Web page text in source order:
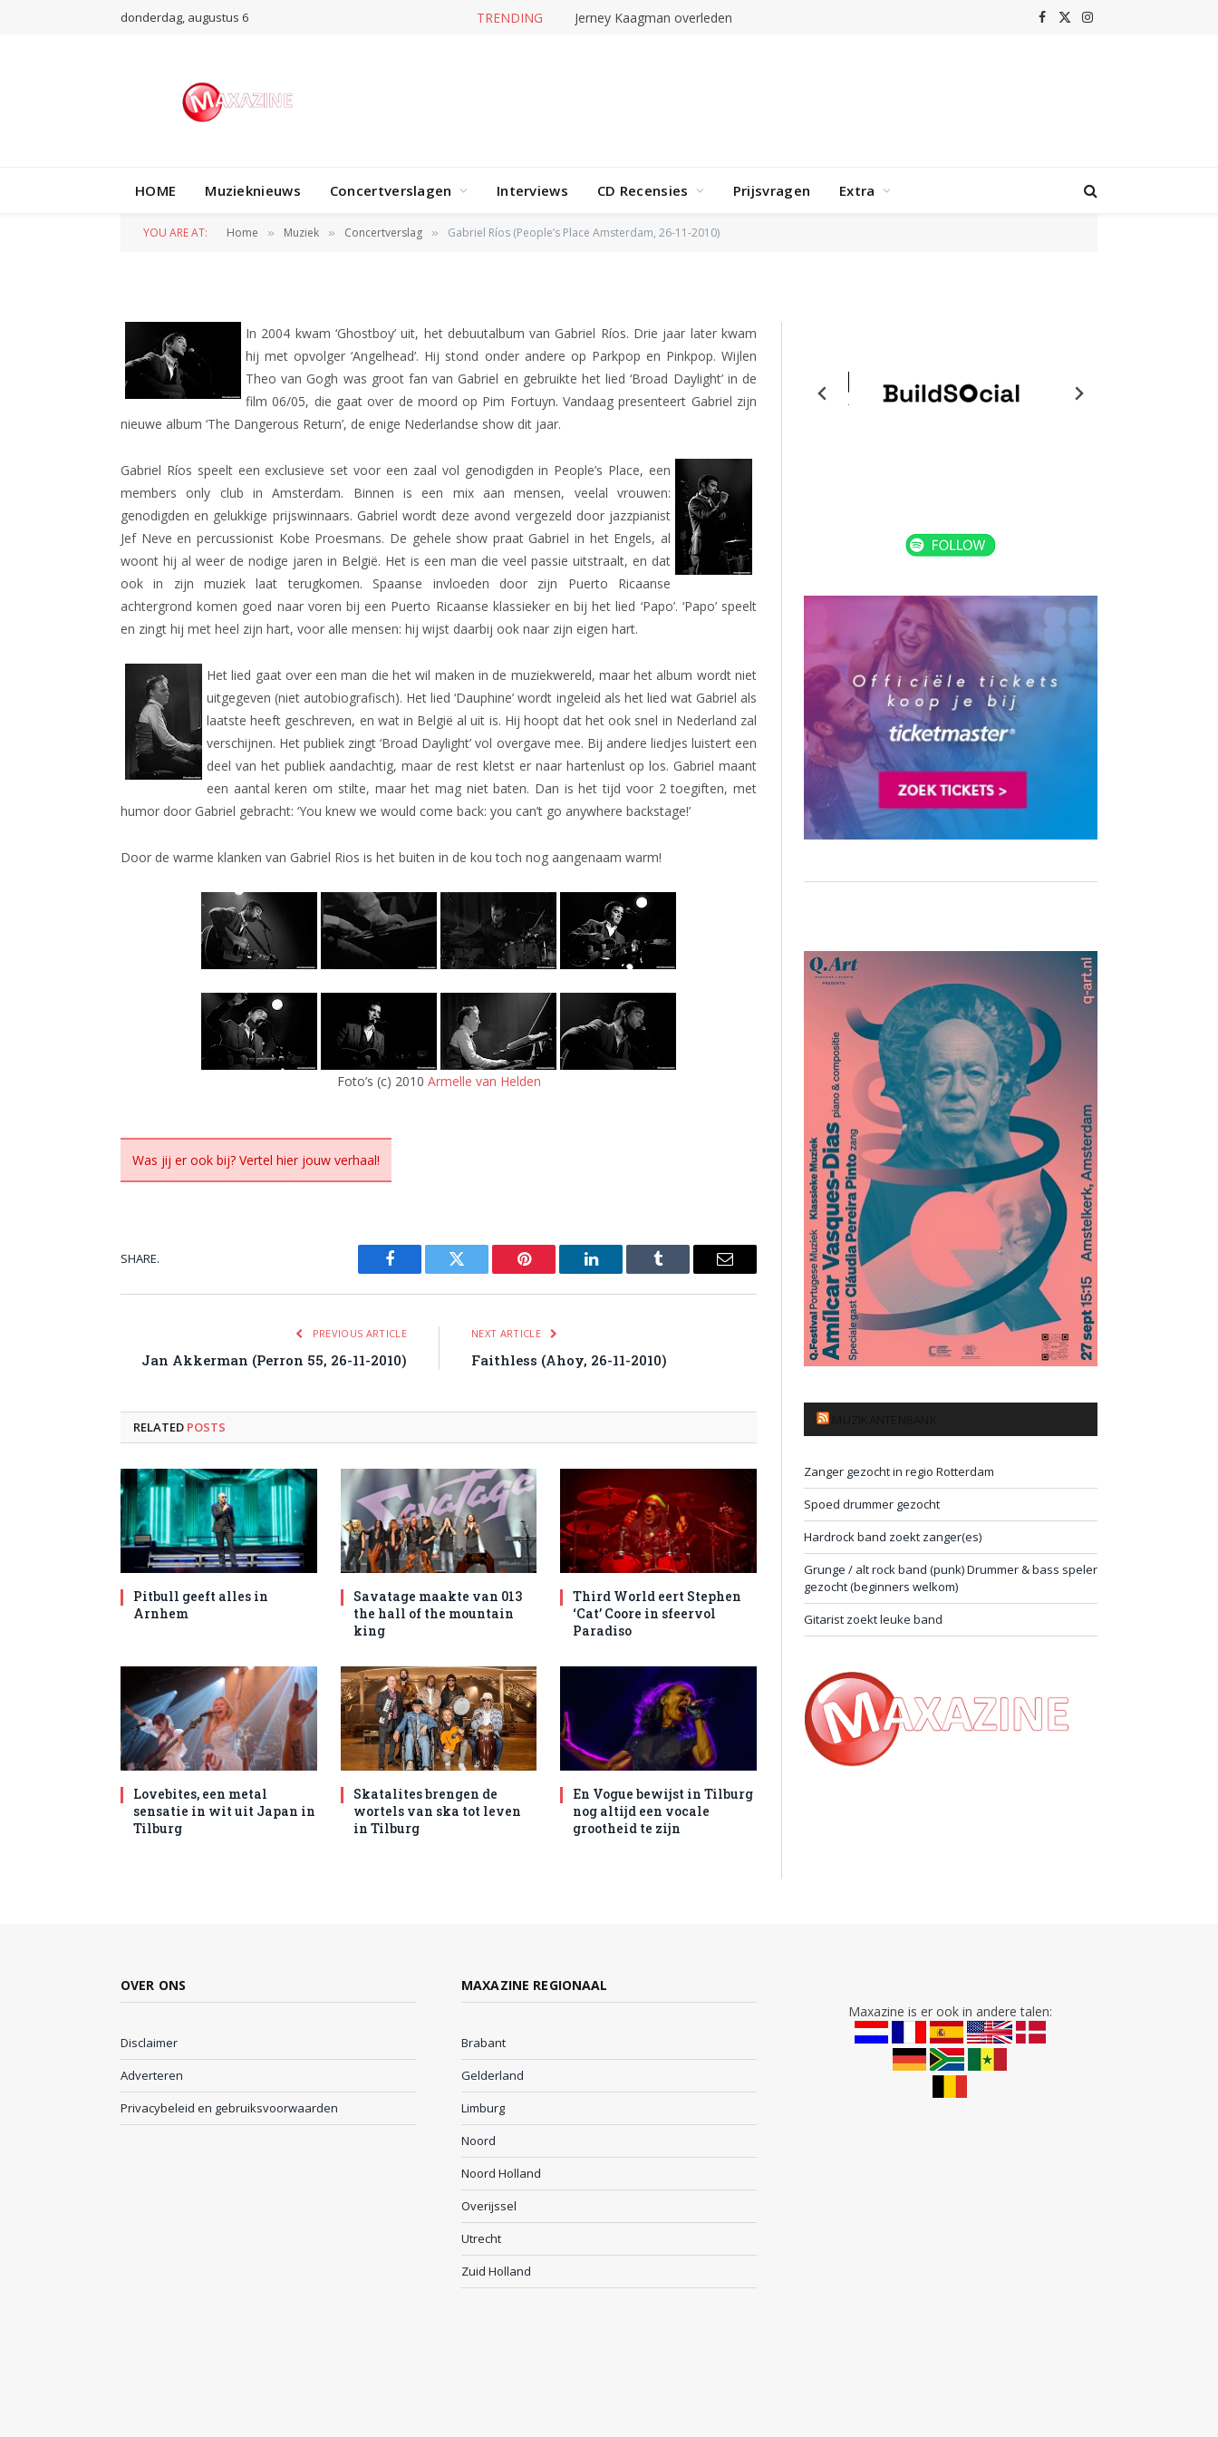
donderdag, augustus 6 TRENDING Jerney Kaagman overleden Facebook
X
Instagram
HOME Muzieknieuws Concertverslagen Interviews CD Recensies Prijsvragen Extra
YOU ARE AT: Home » Muziek » Concertverslag » Gabriel Ríos (People’s Place Amsterdam, 26-11-2010)
CONCERTVERSLAG
26-11-2010)
In 2004 kwam ‘Ghostboy’ uit, het debuutalbum van Gabriel Ríos. Drie jaar later kwam
hij met opvolger ‘Angelhead’. Hij stond onder andere op Parkpop en Pinkpop. Wijlen
Theo van Gogh was groot fan van Gabriel en gebruikte het lied ‘Broad Daylight’ in de
film 06/05, die gaat over de moord op Pim Fortuyn. Vandaag presenteert Gabriel zijn
nieuwe album ‘The Dangerous Return’, de enige Nederlandse show dit jaar.
Gabriel Ríos speelt een exclusieve set voor een zaal vol genodigden in People’s Place, een
members only club in Amsterdam. Binnen is een mix aan mensen, veelal vrouwen:
genodigden en gelukkige prijswinnaars. Gabriel wordt deze avond vergezeld door jazzpianist
Jef Neve en percussionist Kobe Proesmans. De gehele show praat Gabriel in het Engels, al
woont hij al weer de nodige jaren in België. Het is een man die veel passie uitstraalt, en dat
ook in zijn muziek laat terugkomen. Spaanse invloeden door zijn Puerto Ricaanse
achtergrond komen goed naar voren bij een Puerto Ricaanse klassieker en bij het lied ‘Papo’. ‘Papo’ speelt
en zingt hij met heel zijn hart, voor alle mensen: hij wijst daarbij ook naar zijn eigen hart.
Het lied gaat over een man die het wil maken in de muziekwereld, maar het album wordt niet
uitgegeven (niet autobiografisch). Het lied ‘Dauphine’ wordt ingeleid als het lied wat Gabriel als
laatste heeft geschreven, en wat in België al uit is. Hij hoopt dat het ook snel in Nederland zal
verschijnen. Het publiek zingt ‘Broad Daylight’ vol overgave mee. Bij andere liedjes luistert een
deel van het publiek aandachtig, maar de rest kletst er naar hartenlust op los. Gabriel maant
een aantal keren om stilte, maar het mag niet baten. Dan is het tijd voor 2 toegiften, met
humor door Gabriel gebracht: ‘You knew we would come back: you can’t go anywhere backstage!’
Door de warme klanken van Gabriel Rios is het buiten in de kou toch nog aangenaam warm!
Foto’s (c) 2010 Armelle van Helden
Was jij er ook bij? Vertel hier jouw verhaal!
SHARE.
Facebook Twitter Pinterest LinkedIn Tumblr Email
PREVIOUS ARTICLE
Jan Akkerman (Perron 55, 26-11-2010)
NEXT ARTICLE
Faithless (Ahoy, 26-11-2010)
RELATED POSTS
Pitbull geeft alles in
Arnhem
Savatage maakte van 013
the hall of the mountain
king
Third World eert Stephen
‘Cat’ Coore in sfeervol
Paradiso
Lovebites, een metal
sensatie in wit uit Japan in
Tilburg
Skatalites brengen de
wortels van ska tot leven
in Tilburg
En Vogue bewijst in Tilburg
nog altijd een vocale
grootheid te zijn
Zanger gezocht in regio Rotterdam
Spoed drummer gezocht
Hardrock band zoekt zanger(es)
Grunge / alt rock band (punk) Drummer & bass speler
gezocht (beginners welkom)
Gitarist zoekt leuke band
OVER ONS
Disclaimer
Adverteren
Privacybeleid en gebruiksvoorwaarden
MAXAZINE REGIONAAL
Brabant
Gelderland
Limburg
Noord
Noord Holland
Overijssel
Utrecht
Zuid Holland
Maxazine is er ook in andere talen: